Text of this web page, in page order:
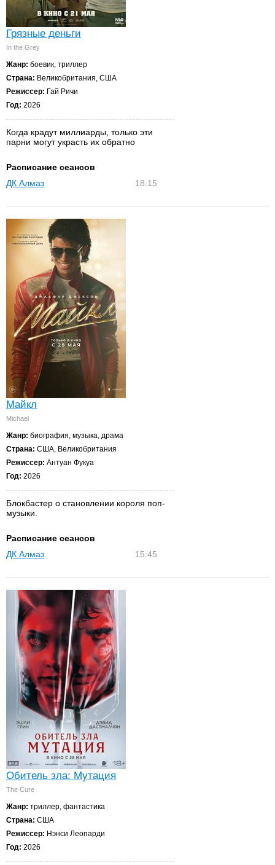
Грязные деньги
In the Grey
Жанр: боевик, триллер
Страна: Великобритания, США
Режиссер: Гай Ричи
Год: 2026
Когда крадут миллиарды, только эти
парни могут украсть их обратно
Расписание сеансов
ДК Алмаз
18:15
Майкл
Michael
Жанр: биография, музыка, драма
Страна: США, Великобритания
Режиссер: Антуан Фукуа
Год: 2026
Блокбастер о становлении короля поп-
музыки.
Расписание сеансов
ДК Алмаз
15:45
Обитель зла: Мутация
The Cure
Жанр: триллер, фантастика
Страна: США
Режиссер: Нэнси Леопарди
Год: 2026